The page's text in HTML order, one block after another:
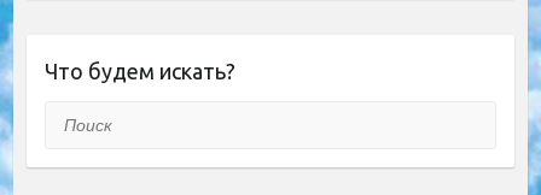
Что будем искать?
Поиск